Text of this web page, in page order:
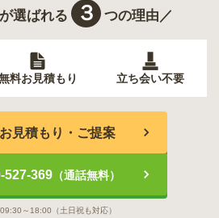
選ばれる ３ つの理由／
料お見積もり 立ち会い不要
見積もり・ご提案
527-369（通話無料）
09:30～18:00 （土日祝も対応）